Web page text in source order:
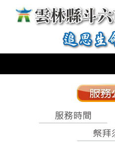
跳到主要內容區塊